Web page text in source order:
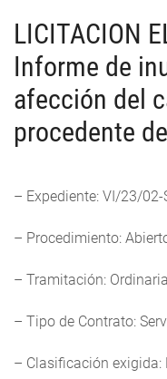
LICITACION
Informe de
afección del
procedente
– Expediente: VI/23/02-
– Procedimiento:
– Tramitación:
– Tipo de Contrato:
– Clasificación exigida: